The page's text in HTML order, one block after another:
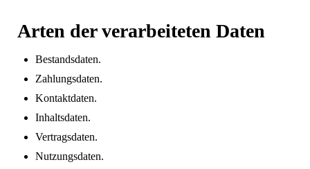
Arten der verarbeiteten Daten
Bestandsdaten.
Zahlungsdaten.
Kontaktdaten.
Inhaltsdaten.
Vertragsdaten.
Nutzungsdaten.